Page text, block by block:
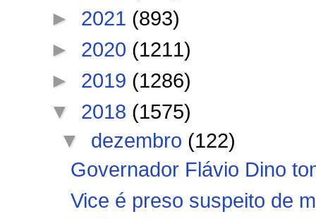
► 2021 (893)
► 2020 (1211)
► 2019 (1286)
▼ 2018 (1575)
▼ dezembro (122)
Governador Flávio Dino
Vice é preso suspeito de